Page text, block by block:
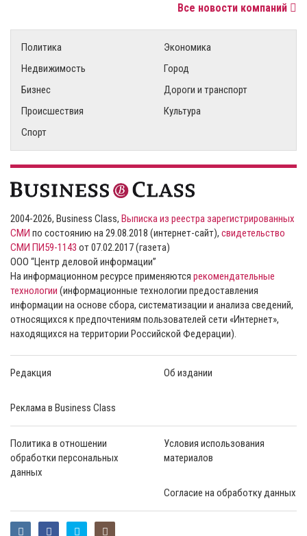
Все новости компаний
Политика
Экономика
Недвижимость
Город
Бизнес
Дороги и транспорт
Происшествия
Культура
Спорт
2004-2026, Business Class, Выписка из реестра зарегистрированных
СМИ по состоянию на 29.08.2018 (интернет-сайт), свидетельство
СМИ ПИ59-1143 от 07.02.2017 (газета)
ООО “Центр деловой информации”
На информационном ресурсе применяются рекомендательные
технологии (информационные технологии предоставления
информации на основе сбора, систематизации и анализа сведений,
относящихся к предпочтениям пользователей сети «Интернет»,
находящихся на территории Российской Федерации).
Редакция Об издании
Реклама в Business Class
Политика в отношении
обработки персональных
данных
Условия использования
материалов
Согласие на обработку данных